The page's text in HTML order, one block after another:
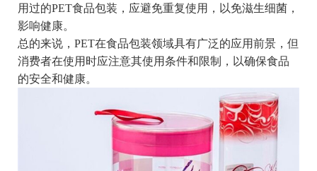
用过的PET食品包装，应避免重复使用，以免滋生细菌，
影响健康。
总的来说，PET在食品包装领域具有广泛的应用前景，但
消费者在使用时应注意其使用条件和限制，以确保食品
的安全和健康。